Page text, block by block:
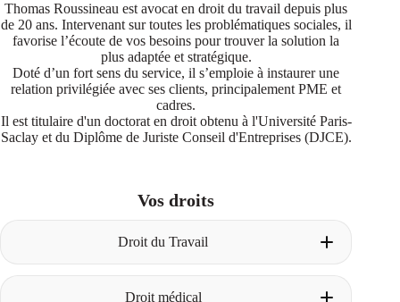
Thomas Roussineau est avocat en droit du travail depuis plus
de 20 ans. Intervenant sur toutes les problématiques sociales, il
favorise l’écoute de vos besoins pour trouver la solution la
plus adaptée et stratégique.
Doté d’un fort sens du service, il s’emploie à instaurer une
relation privilégiée avec ses clients, principalement PME et
cadres.
Il est titulaire d'un doctorat en droit obtenu à l'Université Paris-
Saclay et du Diplôme de Juriste Conseil d'Entreprises (DJCE).
Vos droits
Droit du Travail
Droit médical